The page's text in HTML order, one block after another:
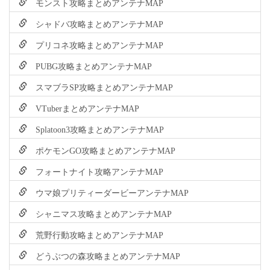
シャドバ攻略まとめアンテナMAP
プリコネ攻略まとめアンテナMAP
PUBG攻略まとめアンテナMAP
スマブラSP攻略まとめアンテナMAP
VTuberまとめアンテナMAP
Splatoon3攻略まとめアンテナMAP
ポケモンGO攻略まとめアンテナMAP
フォートナイト攻略アンテナMAP
ウマ娘プリティーダービーアンテナMAP
シャニマス攻略まとめアンテナMAP
荒野行動攻略まとめアンテナMAP
どうぶつの森攻略まとめアンテナMAP